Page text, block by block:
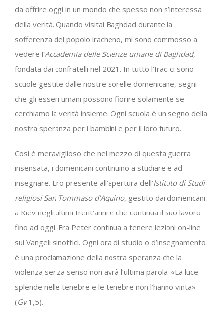
da offrire oggi in un mondo che spesso non s’interessa
della verità. Quando visitai Baghdad durante la
sofferenza del popolo iracheno, mi sono commosso a
vedere l’Accademia delle Scienze umane di Baghdad,
fondata dai confratelli nel 2021. In tutto l’Iraq ci sono
scuole gestite dalle nostre sorelle domenicane, segni
che gli esseri umani possono fiorire solamente se
cerchiamo la verità insieme. Ogni scuola è un segno della
nostra speranza per i bambini e per il loro futuro.
Così è meraviglioso che nel mezzo di questa guerra
insensata, i domenicani continuino a studiare e ad
insegnare. Ero presente all’apertura dell’Istituto di Studi
religiosi San Tommaso d’Aquino, gestito dai domenicani
a Kiev negli ultimi trent’anni e che continua il suo lavoro
fino ad oggi. Fra Peter continua a tenere lezioni on-line
sui Vangeli sinottici. Ogni ora di studio o d’insegnamento
è una proclamazione della nostra speranza che la
violenza senza senso non avrà l’ultima parola. «La luce
splende nelle tenebre e le tenebre non l’hanno vinta»
(Gv1,5).